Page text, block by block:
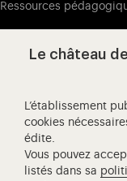
Ressources
L'Opéra royal de
Le château
L’établissement
cookies
édite.
Vous pouvez
listés dans sa